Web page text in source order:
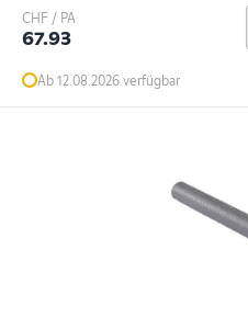
CHF / PA
67.93
Ab 12.08.2026 verfügbar